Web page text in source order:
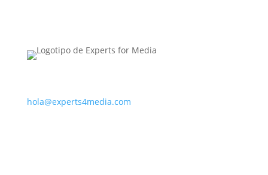
hola@experts4media.com